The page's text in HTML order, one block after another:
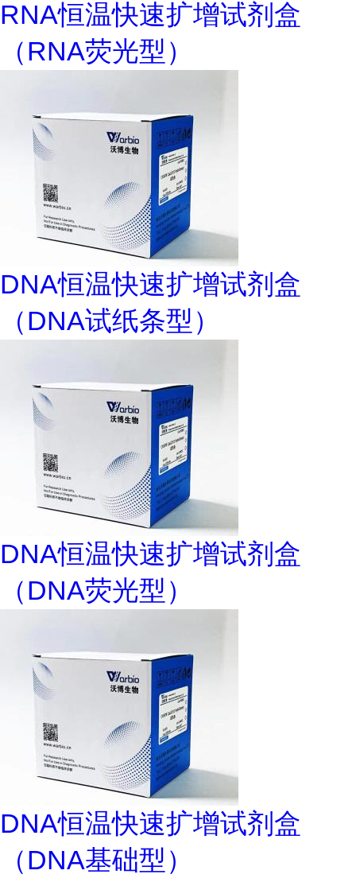
RNA恒温快速扩增试剂盒
（RNA荧光型）
DNA恒温快速扩增试剂盒
（DNA试纸条型）
DNA恒温快速扩增试剂盒
（DNA荧光型）
DNA恒温快速扩增试剂盒
（DNA基础型）